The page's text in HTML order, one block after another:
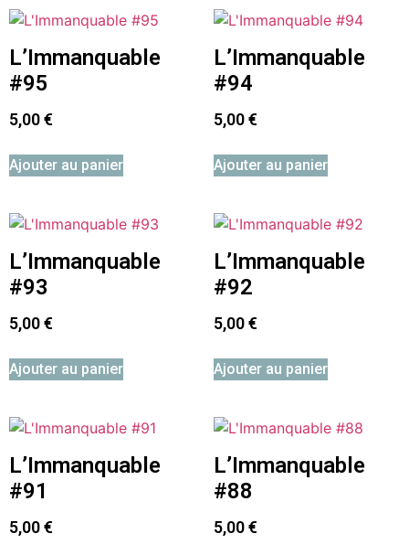
L’Immanquable
#95
5,00€
Ajouter au panier
L’Immanquable
#94
5,00€
Ajouter au panier
L’Immanquable
#93
5,00€
Ajouter au panier
L’Immanquable
#92
5,00€
Ajouter au panier
L’Immanquable
#91
5,00€
L’Immanquable
#88
5,00€